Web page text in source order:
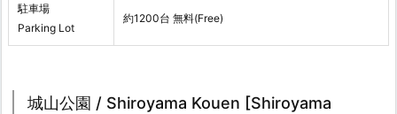
駐車場
Parking Lot
約1200台 無料(Free)
城山公園 / Shiroyama Kouen [Shiroyama